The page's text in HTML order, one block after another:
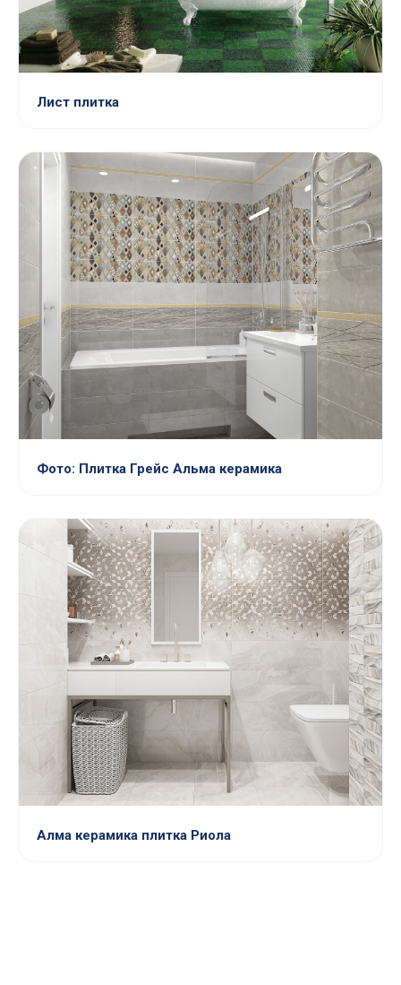
Лист плитка
Фото: Плитка Грейс Альма керамика
Алма керамика плитка Риола